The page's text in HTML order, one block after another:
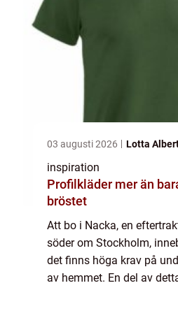
03 augusti 2026 Lotta
inspiration
Profilkläder mer än bara logga på
bröstet
Att bo i Nacka, en
söder om Stockholm,
det finns höga krav på
av hemmet. En del av